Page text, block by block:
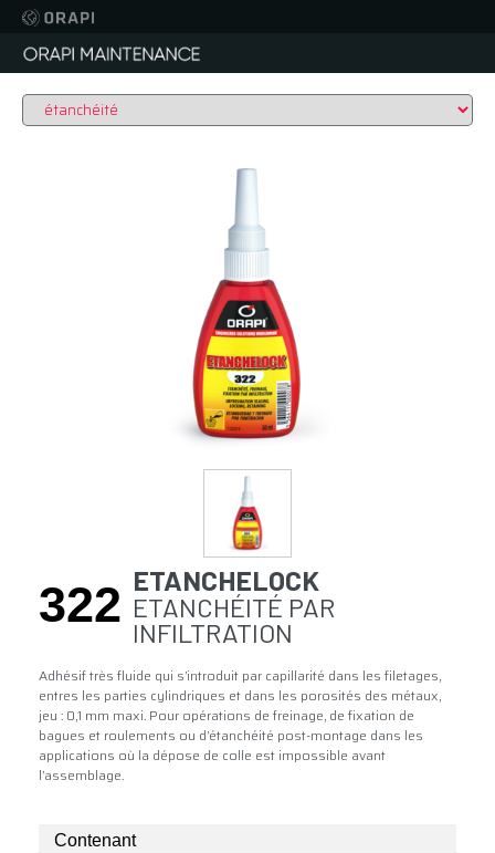
322 ETANCHELOCK
ETANCHÉITÉ PAR
INFILTRATION
Adhésif très fluide qui s’introduit par capillarité dans les filetages,
entres les parties cylindriques et dans les porosités des métaux,
jeu : 0,1 mm maxi. Pour opérations de freinage, de fixation de
bagues et roulements ou d’étanchéité post-montage dans les
applications où la dépose de colle est impossible avant
l’assemblage.
Contenant